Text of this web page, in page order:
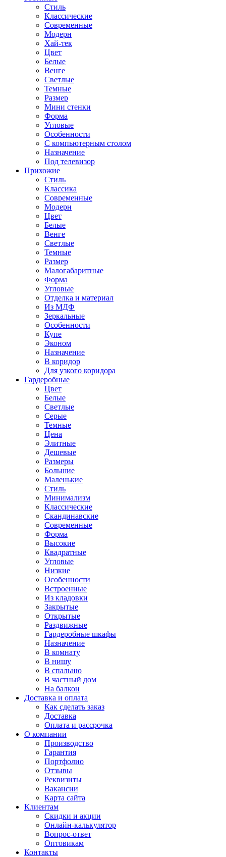
Стиль
Классические
Современные
Модерн
Хай-тек
Цвет
Белые
Венге
Светлые
Темные
Размер
Мини стенки
Форма
Угловые
Особенности
С компьютерным столом
Назначение
Под телевизор
Прихожие
Стиль
Классика
Современные
Модерн
Цвет
Белые
Венге
Светлые
Темные
Размер
Малогабаритные
Форма
Угловые
Отделка и материал
Из МДФ
Зеркальные
Особенности
Купе
Эконом
Назначение
В коридор
Для узкого коридора
Гардеробные
Цвет
Белые
Светлые
Серые
Темные
Цена
Элитные
Дешевые
Размеры
Большие
Маленькие
Стиль
Минимализм
Классические
Скандинавские
Современные
Форма
Высокие
Квадратные
Угловые
Низкие
Особенности
Встроенные
Из кладовки
Закрытые
Открытые
Раздвижные
Гардеробные шкафы
Назначение
В комнату
В нишу
В спальню
В частный дом
На балкон
Доставка и оплата
Как сделать заказ
Доставка
Оплата и рассрочка
О компании
Производство
Гарантия
Портфолио
Отзывы
Реквизиты
Вакансии
Карта сайта
Клиентам
Скидки и акции
Онлайн-калькулятор
Вопрос-ответ
Оптовикам
Контакты